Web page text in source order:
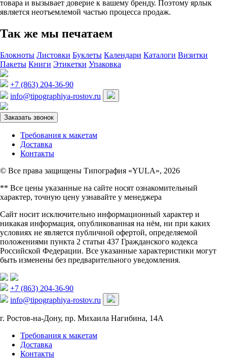
товара и вызывает доверие к вашему бренду. Поэтому ярлык
является неотъемлемой частью процесса продаж.
Так же мы печатаем
Блокноты Листовки Буклеты Календари Каталоги Визитки
Пакеты Книги Этикетки Упаковка
+7 (863) 204-36-90
info@tipographiya-rostov.ru
Заказать звонок
Требования к макетам
Доставка
Контакты
© Все права защищены Типография «YULA», 2026
** Все цены указанные на сайте носят ознакомительный
характер, точную цену узнавайте у менеджера
Сайт носит исключительно информационный характер и
никакая информация, опубликованная на нём, ни при каких
условиях не является публичной офертой, определяемой
положениями пункта 2 статьи 437 Гражданского кодекса
Российской Федерации. Все указанные характеристики могут
быть изменены без предварительного уведомления.
+7 (863) 204-36-90
info@tipographiya-rostov.ru
г. Ростов-на-Дону, пр. Михаила Нагибина, 14А
Требования к макетам
Доставка
Контакты